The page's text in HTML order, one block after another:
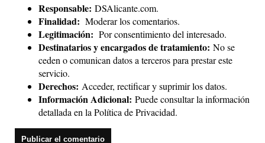
Responsable: DSAlicante.com.
Finalidad: Moderar los comentarios.
Legitimación: Por consentimiento del interesado.
Destinatarios y encargados de tratamiento: No se
ceden o comunican datos a terceros para prestar este
servicio.
Derechos: Acceder, rectificar y suprimir los datos.
Información Adicional: Puede consultar la información
detallada en la Política de Privacidad.